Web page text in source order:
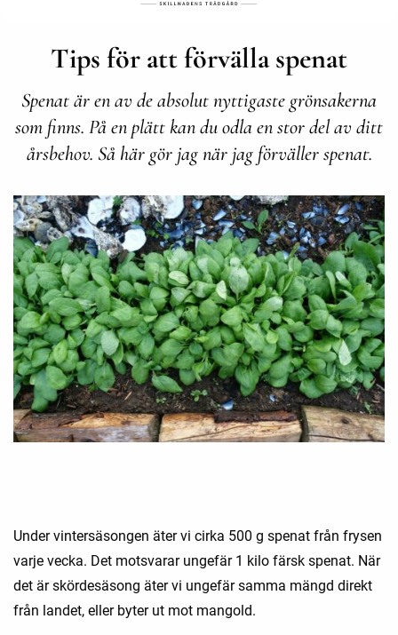
Tips för att förvälla spenat
Spenat är en av de absolut nyttigaste grönsakerna
som finns. På en plätt kan du odla en stor del av ditt
årsbehov. Så här gör jag när jag förväller spenat.
Under vintersäsongen äter vi cirka 500 g spenat från frysen
varje vecka. Det motsvarar ungefär 1 kilo färsk spenat. När
det är skördesäsong äter vi ungefär samma mängd direkt
från landet, eller byter ut mot mangold.